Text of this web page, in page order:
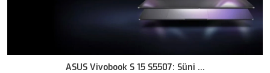
ASUS Vivobook S 15 S5507: Süni ...